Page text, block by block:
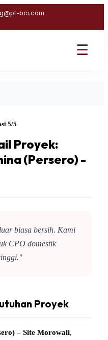
bci.com
☰
5/5
Proyek:
(Persero) -
biasa bersih. Kami
CPO domestik
Proyek
– Site Morowali,